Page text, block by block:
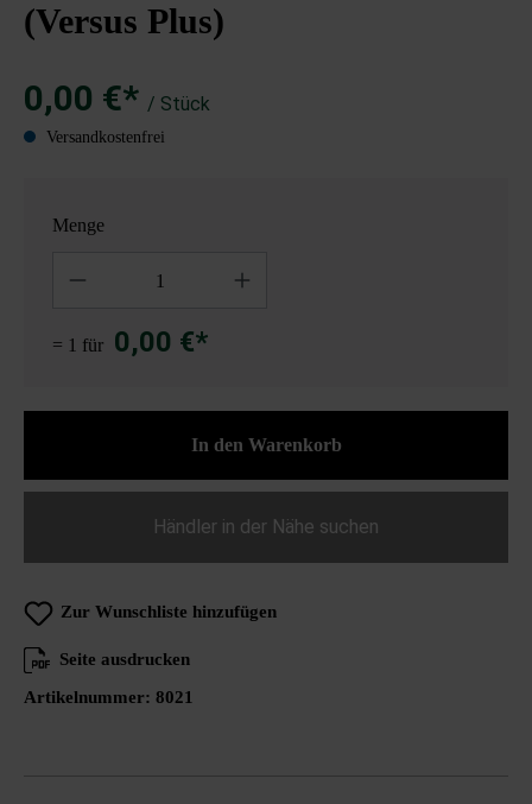
(Versus Plus)
0,00 €* / Stück
Versandkostenfrei
Menge
= 1 für 0,00 €*
In den Warenkorb
Händler in der Nähe suchen
Zur Wunschliste hinzufügen
Seite ausdrucken
Artikelnummer: 8021